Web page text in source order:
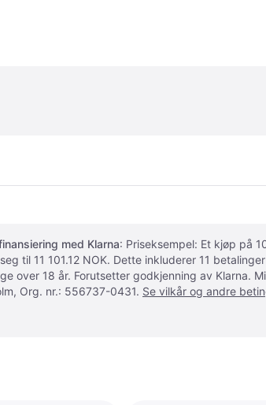
med Klarna: Priseksempel: Et kjøp på
til 11 101.12 NOK. Dette inkluderer 11
18 år. Forutsetter godkjenning av Klarna.
Org. nr.: 556737-0431. Se vilkår og andre